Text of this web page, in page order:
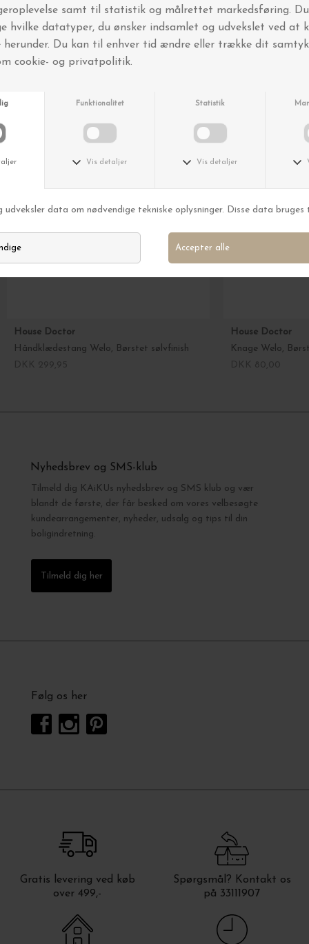
House Doctor
Håndklædestang Welo, Børstet sølvfinish
House Doctor
Knage Welo,
Nyhedsbrev og SMS-klub
Tilmeld dig KAiKUs nyhedsbrev og SMS klub og vær
blandt de første, der får besked om vores velbesøgte
kundearrangementer, nyheder, udsalg og tips til din
boligindretning.
Tilmeld dig her
Følg os her
Gratis levering ved køb
over 499,-
Spørgsmål? Kontakt os
på 33111907